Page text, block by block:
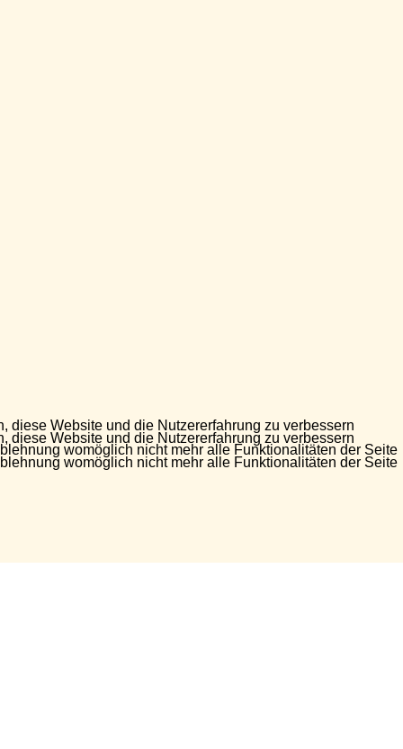
diese Website und die Nutzererfahrung zu verbessern
womöglich nicht mehr alle Funktionalitäten der Seite
diese Website und die Nutzererfahrung zu verbessern
womöglich nicht mehr alle Funktionalitäten der Seite